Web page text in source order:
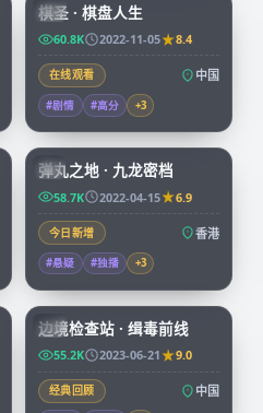
CN
棋圣 · 棋盘人生
60.8K 2022-11-05 8.4
在线观看 中国
#剧情 #高分 +3
HK
99:59
弹丸之地 · 九龙密档
58.7K 2022-04-15 6.9
今日新增 香港
#悬疑 #独播 +3
CN
边境检查站 · 缉毒前线
55.2K 2023-06-21 9.0
经典回顾 中国